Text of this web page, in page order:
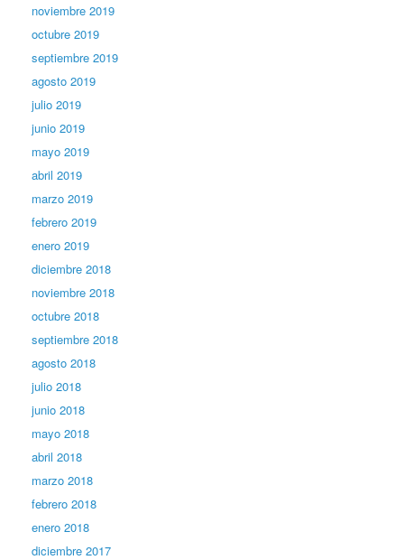
noviembre 2019
octubre 2019
septiembre 2019
agosto 2019
julio 2019
junio 2019
mayo 2019
abril 2019
marzo 2019
febrero 2019
enero 2019
diciembre 2018
noviembre 2018
octubre 2018
septiembre 2018
agosto 2018
julio 2018
junio 2018
mayo 2018
abril 2018
marzo 2018
febrero 2018
enero 2018
diciembre 2017